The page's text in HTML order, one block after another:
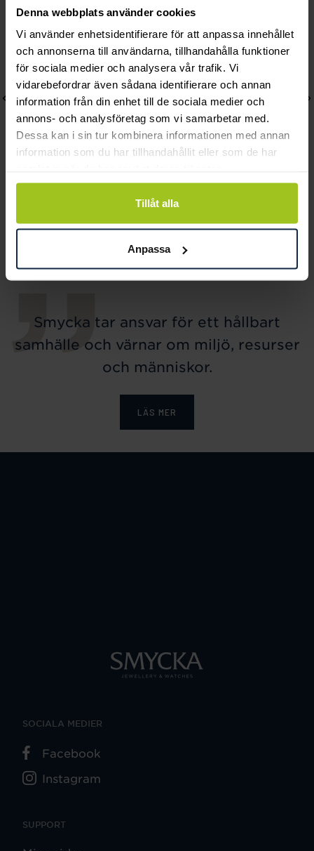
Denna webbplats använder cookies
Vi använder enhetsidentifierare för att anpassa innehållet
och annonserna till användarna, tillhandahålla funktioner
för sociala medier och analysera vår trafik. Vi
vidarebefordrar även sådana identifierare och annan
information från din enhet till de sociala medier och
annons- och analysföretag som vi samarbetar med.
Dessa kan i sin tur kombinera informationen med annan
information som du har tillhandahållit eller som de har
Tillåt alla
Anpassa
50 cm
45 cm
Pris
640 kr
Smycka tar ansvar för ett hållbart
samhälle och värnar om miljö, resurser
och människor.
LÄS MER
SUPPORT
SOCIALA MEDIER
Facebook
Instagram